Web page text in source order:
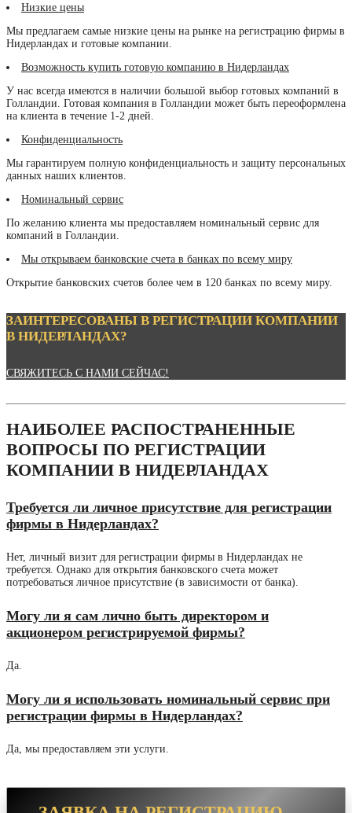
Низкие цены
Мы предлагаем самые низкие цены на рынке на регистрацию фирмы в
Нидерландах и готовые компании.
Возможность купить готовую компанию в Нидерландах
У нас всегда имеются в наличии большой выбор готовых компаний в
Голландии. Готовая компания в Голландии может быть переоформлена
на клиента в течение 1-2 дней.
Конфиденциальность
Мы гарантируем полную конфиденциальность и защиту персональных
данных наших клиентов.
Номинальный сервис
По желанию клиента мы предоставляем номинальный сервис для
компаний в Голландии.
Мы открываем банковские счета в банках по всему миру
Открытие банковских счетов более чем в 120 банках по всему миру.
ЗАИНТЕРЕСОВАНЫ В РЕГИСТРАЦИИ КОМПАНИИ
В НИДЕРЛАНДАХ?
СВЯЖИТЕСЬ С НАМИ СЕЙЧАС!
НАИБОЛЕЕ РАСПОСТРАНЕННЫЕ
ВОПРОСЫ ПО РЕГИСТРАЦИИ
КОМПАНИИ В НИДЕРЛАНДАХ
Требуется ли личное присутствие для регистрации
фирмы в Нидерландах?
Нет, личный визит для регистрации фирмы в Нидерландах не
требуется. Однако для открытия банковского счета может
потребоваться личное присутствие (в зависимости от банка).
Могу ли я сам лично быть директором и
акционером регистрируемой фирмы?
Да.
Могу ли я использовать номинальный сервис при
регистрации фирмы в Нидерландах?
Да, мы предоставляем эти услуги.